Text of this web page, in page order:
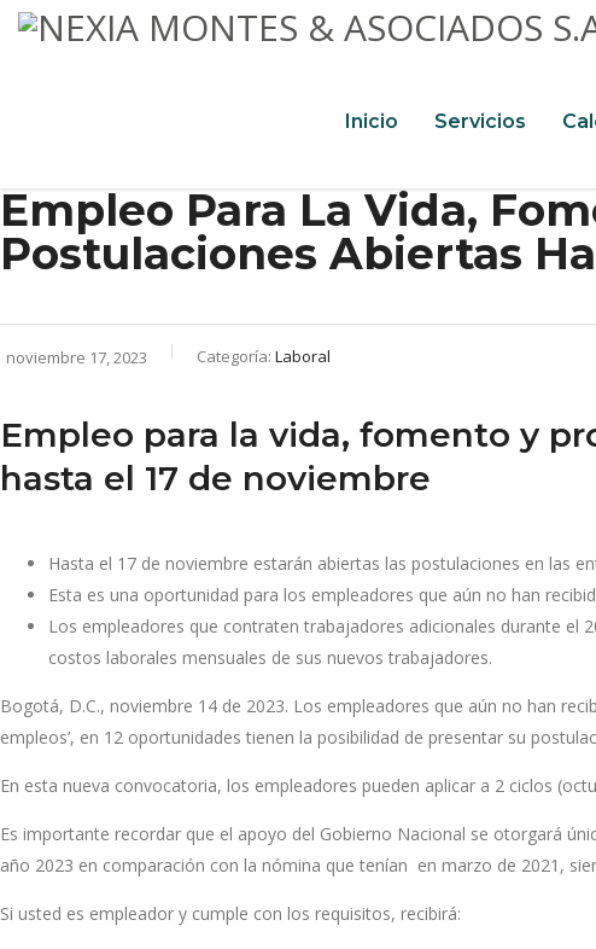
Inicio Servicios
Empleo Para La Vida,
Postulaciones Abiertas
noviembre 17, 2023 Categoría: Laboral
Empleo para la vida, fomento y
hasta el 17 de noviembre
Hasta el 17 de noviembre estarán abiertas las postulaciones en las
Esta es una oportunidad para los empleadores que aún no han
Los empleadores que contraten trabajadores adicionales durante el
costos laborales mensuales de sus nuevos trabajadores.
Bogotá, D.C., noviembre 14 de 2023. Los empleadores que aún no han
empleos’, en 12 oportunidades tienen la posibilidad de presentar su
En esta nueva convocatoria, los empleadores pueden aplicar a 2 ciclos
Es importante recordar que el apoyo del Gobierno Nacional se otorgará
año 2023 en comparación con la nómina que tenían en marzo de 2021,
Si usted es empleador y cumple con los requisitos, recibirá: